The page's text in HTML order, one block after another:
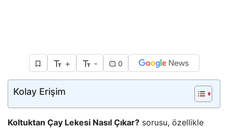
+ - 0
Kolay Erişim
Koltuktan Çay Lekesi Nasıl Çıkar? sorusu, özellikle